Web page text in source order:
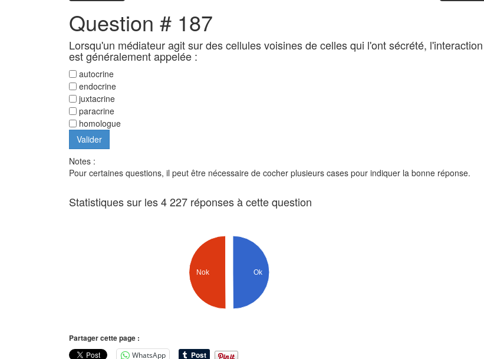
Question # 187
Lorsqu'un médiateur agit sur des cellules voisines de celles qui l'ont sécrété, l'interaction
est généralement appelée :
autocrine
endocrine
juxtacrine
paracrine
homologue
Notes :
Pour certaines questions, il peut être nécessaire de cocher plusieurs cases pour indiquer la bonne réponse.
Statistiques sur les 4 227 réponses à cette question
Ok
Nok
Partager cette page :
WhatsApp